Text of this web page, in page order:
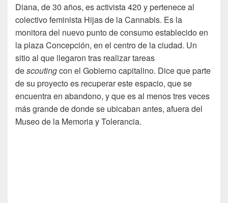
Diana, de 30 años, es activista 420 y pertenece al
colectivo feminista Hijas de la Cannabis. Es la
monitora del nuevo punto de consumo establecido en
la plaza Concepción, en el centro de la ciudad. Un
sitio al que llegaron tras realizar tareas
descoutingcon el Gobierno capitalino. Dice que parte
de su proyecto es recuperar este espacio, que se
encuentra en abandono, y que es al menos tres veces
más grande de donde se ubicaban antes, afuera del
Museo de la Memoria y Tolerancia.